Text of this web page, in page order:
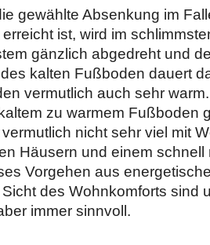
gewählte Absenkung im
ist, wird im
gänzlich abgedreht und
kalten Fußboden dauert
vermutlich auch sehr
zu warmem Fußboden
nicht sehr viel mit
Häusern und einem schnell
Vorgehen aus
des Wohnkomforts sind
immer sinnvoll.